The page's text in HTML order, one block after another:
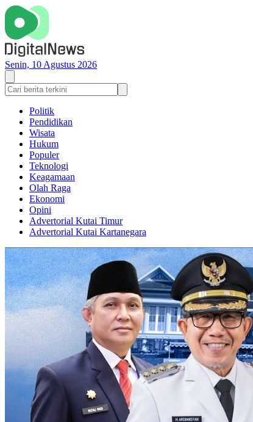
Senin, 10 Agustus 2026
Politik
Pendidikan
Wisata
Hukum
Populer
Teknologi
Keagamaan
Olah Raga
Ekonomi
Opini
Advertorial Kutai Timur
Advertorial Kutai Kartanegara